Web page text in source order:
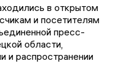
в открытом
и посетителям
пресс-
области,
и распространении